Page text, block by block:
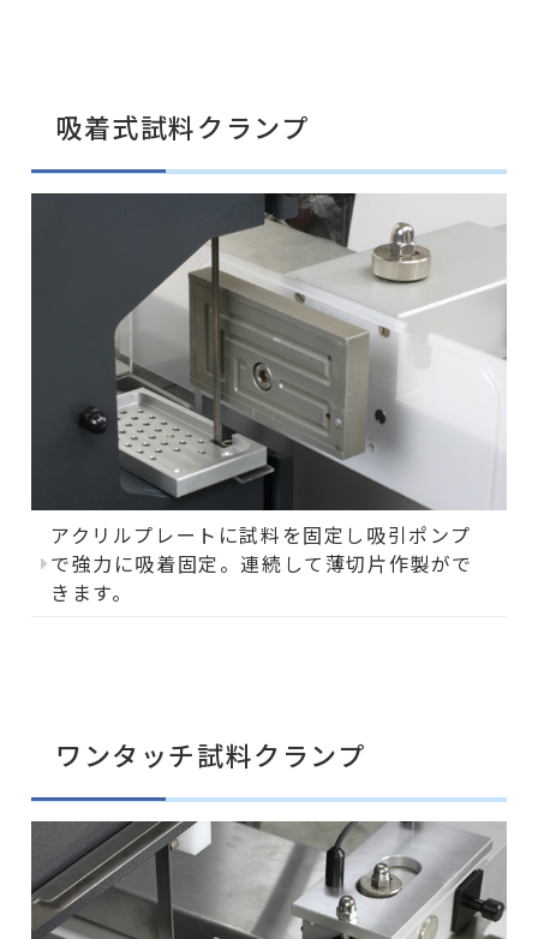
吸着式試料クランプ
アクリルプレートに試料を固定し吸引ポンプ
で強力に吸着固定。連続して薄切片作製がで
きます。
ワンタッチ試料クランプ